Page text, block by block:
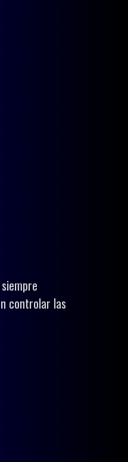
controlar las